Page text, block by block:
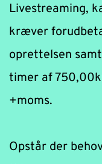
Livestreaming,
kræver
oprettelsen
timer af
+moms.
Opstår der